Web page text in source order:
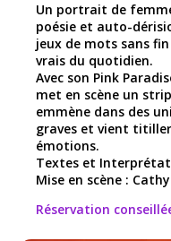
Un portrait de
poésie et auto-
jeux de mots sans
vrais du quotidien.
Avec son Pink
met en scène un
emmène dans des
graves et vient
émotions.
Textes et
Mise en scène : Cathy
Réservation